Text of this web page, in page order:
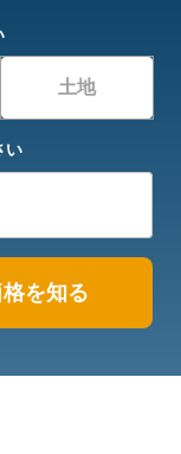
土地
い
を知る